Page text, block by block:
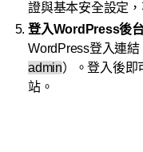
證與基本安全設定
登入WordPress後
WordPress登入連結
admin）。登入後即
站。